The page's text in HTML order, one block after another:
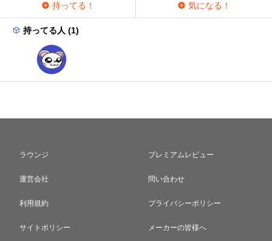
持ってる！ 気になる！
持ってる人 (1)
ラウンジ プレミアムレビュー
運営会社 問い合わせ
利用規約 プライバシーポリシー
サイトポリシー メーカーの皆様へ